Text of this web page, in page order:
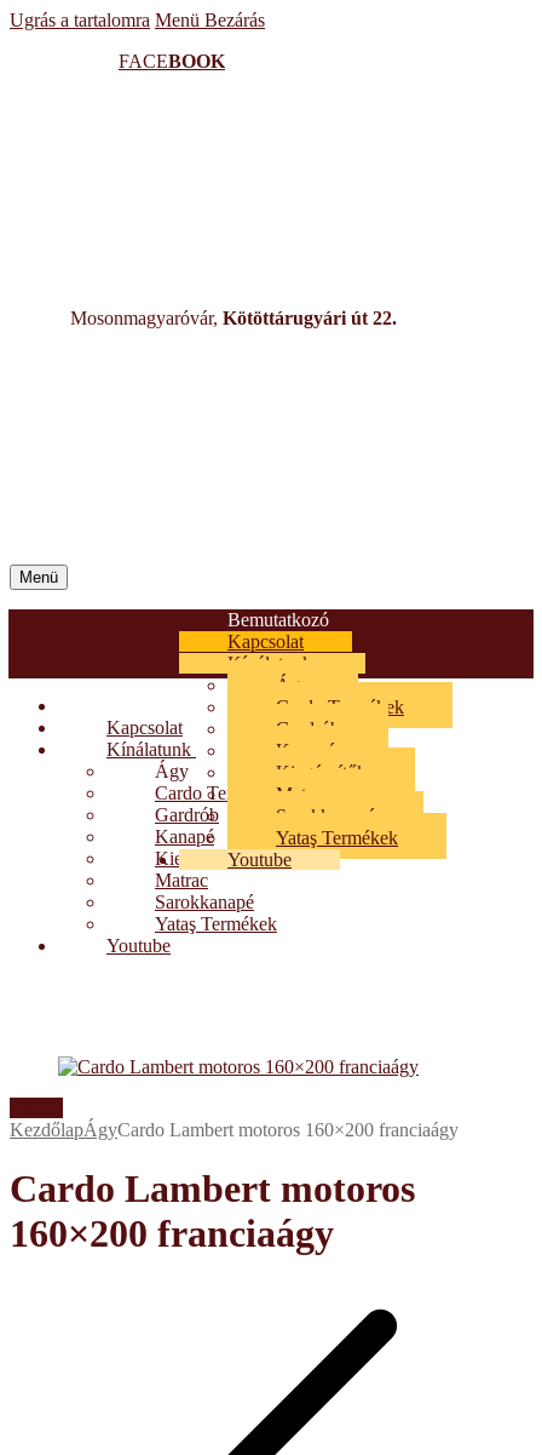
Ugrás a tartalomra Menü Bezárás
FACEBOOK
Mosonmagyaróvár, Kötöttárugyári út 22.
Menü
Bemutatkozó
Kapcsolat
Kínálatunk
Ágy
Cardo Termékek
Gardrób
Kanapé
Kiegészítők
Matrac
Sarokkanapé
Yataş Termékek
Youtube
Bemutatkozó
Kapcsolat
Kínálatunk
Ágy
Cardo Termékek
Gardrób
Kanapé
Kiegészítők
Matrac
Sarokkanapé
Yataş Termékek
Youtube
KezdőlapÁgyCardo Lambert motoros 160×200 franciaágy
Cardo Lambert motoros
160×200 franciaágy